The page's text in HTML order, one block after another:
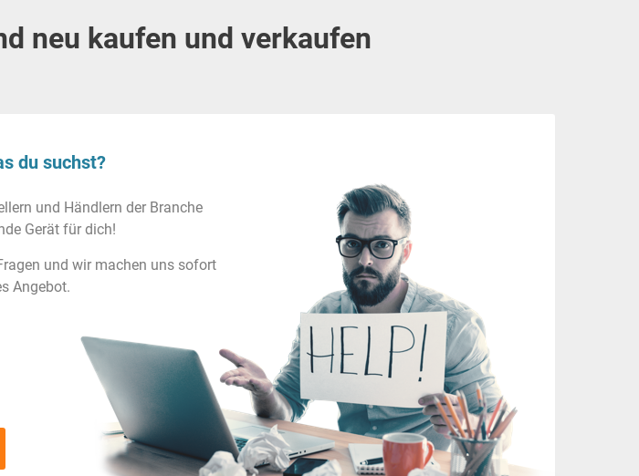
neu kaufen und verkaufen
du suchst?
und Händlern der Branche
Gerät für dich!
und wir machen uns sofort
Angebot.